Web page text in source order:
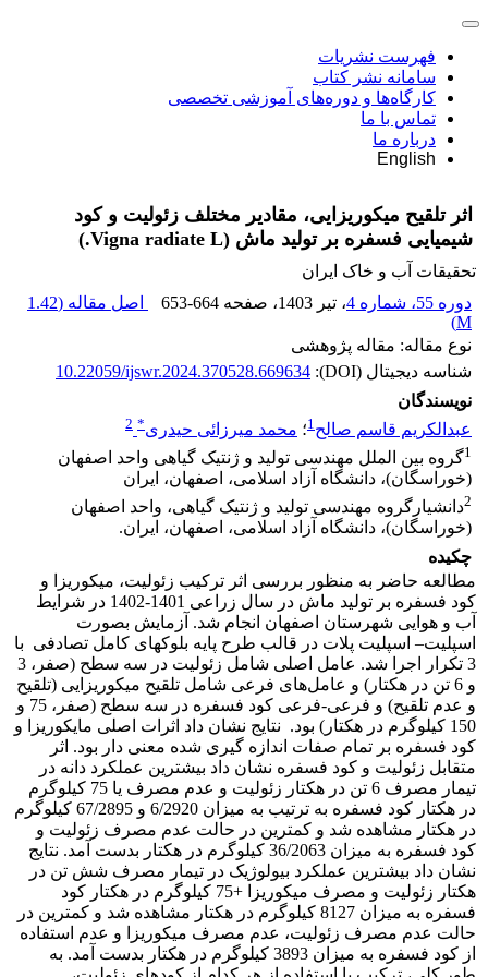
فهرست نشریات
سامانه نشر کتاب
کارگاه‌ها و دوره‌های آموزشی تخصصی
تماس با ما
درباره ما
English
اثر تلقیح میکوریزایی، مقادیر مختلف زئولیت و کود
شیمیایی فسفره بر تولید ماش (Vigna radiate L.)
تحقیقات آب و خاک ایران
دوره 55، شماره 4
، تیر 1403 ، صفحه 653-664 اصل مقاله (1.42
M
)
نوع مقاله: مقاله پژوهشی
شناسه دیجیتال (DOI):
10.22059/ijswr.2024.370528.669634
نویسندگان
عبدالکریم قاسم صالح1؛ محمد میرزائی حیدری*
2
1گروه بین الملل مهندسی تولید و ژنتیک گیاهی واحد اصفهان
(خوراسگان)، دانشگاه آزاد اسلامی، اصفهان، ایران
2دانشیارگروه مهندسی تولید و ژنتیک گیاهی، واحد اصفهان
(خوراسگان)، دانشگاه آزاد اسلامی، اصفهان، ایران.
چکیده
مطالعه حاضر به منظور بررسی اثر ترکیب زئولیت، میکوریزا و
کود فسفره بر تولید ماش در سال زراعی 1401-1402 در شرایط
آب و هوایی شهرستان اصفهان انجام شد. آزمایش بصورت
اسپلیت– اسپلیت پلات در قالب طرح پایه بلوک­های کامل تصادفی با
3 تکرار اجرا شد. عامل اصلی شامل زئولیت در سه سطح (صفر، 3
و 6 تن در هکتار) و عامل‌های فرعی شامل تلقیح میکوریزایی (تلقیح
و عدم تلقیح) و فرعی-فرعی کود فسفره در سه سطح (صفر، 75 و
150 کیلوگرم در هکتار) بود. نتایج نشان داد اثرات اصلی مایکوریزا و
کود فسفره بر تمام صفات اندازه گیری شده معنی دار بود. اثر
متقابل زئولیت و کود فسفره نشان داد بیشترین عملکرد دانه در
تیمار مصرف 6 تن در هکتار زئولیت و عدم مصرف یا 75 کیلوگرم
در هکتار کود فسفره به ترتیب به میزان 6/2920 و 67/2895 کیلوگرم
در هکتار مشاهده شد و کمترین در حالت عدم مصرف زئولیت و
کود فسفره به میزان 36/2063 کیلوگرم در هکتار بدست آمد. نتایج
نشان داد بیشترین عملکرد بیولوژیک در تیمار مصرف شش تن در
هکتار زئولیت و مصرف میکوریزا +75 کیلوگرم در هکتار کود
فسفره به میزان 8127 کیلوگرم در هکتار مشاهده شد و کمترین در
حالت عدم مصرف زئولیت، عدم مصرف میکوریزا و عدم استفاده
از کود فسفره به میزان 3893 کیلوگرم در هکتار بدست آمد. به